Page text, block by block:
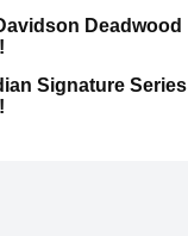
Deadwood
Signature Series